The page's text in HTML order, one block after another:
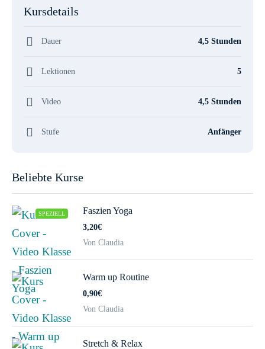
Kursdetails
Dauer 4,5 Stunden
Lektionen 5
Video 4,5 Stunden
Stufe Anfänger
Beliebte Kurse
SPEZIELL Faszien Yoga
3,20€
Von Claudia
Warm up Routine
0,90€
Von Claudia
Stretch & Relax